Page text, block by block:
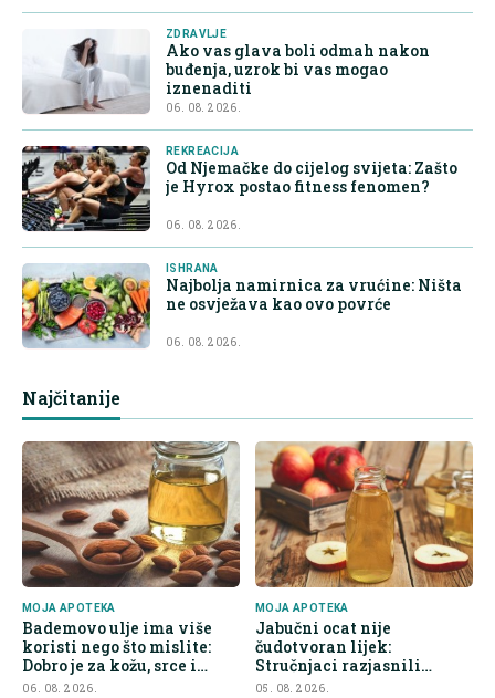
ZDRAVLJE
Ako vas glava boli odmah nakon
buđenja, uzrok bi vas mogao
iznenaditi
06. 08. 2026.
REKREACIJA
Od Njemačke do cijelog svijeta: Zašto
je Hyrox postao fitness fenomen?
06. 08. 2026.
ISHRANA
Najbolja namirnica za vrućine: Ništa
ne osvježava kao ovo povrće
06. 08. 2026.
Najčitanije
MOJA APOTEKA
Bademovo ulje ima više
koristi nego što mislite:
Dobro je za kožu, srce i
kontrolu apetita
06. 08. 2026.
MOJA APOTEKA
Jabučni ocat nije
čudotvoran lijek:
Stručnjaci razjasnili
najveće zablude
05. 08. 2026.